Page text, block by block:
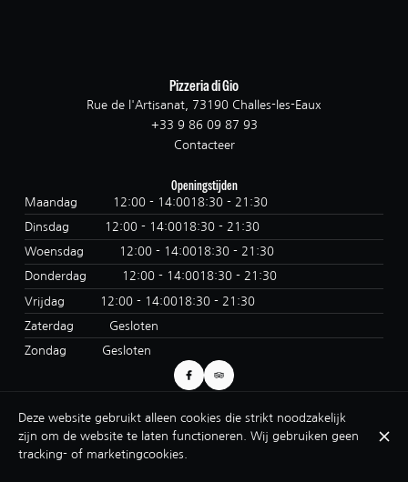
Pizzeria di Gio
Rue de l'Artisanat, 73190 Challes-les-Eaux
+33 9 86 09 87 93
Contacteer
Openingstijden
Maandag 12:00 - 14:0018:30 - 21:30
Dinsdag 12:00 - 14:0018:30 - 21:30
Woensdag 12:00 - 14:0018:30 - 21:30
Donderdag 12:00 - 14:0018:30 - 21:30
Vrijdag 12:00 - 14:0018:30 - 21:30
Zaterdag Gesloten
Zondag Gesloten
© Pizzeria di Gio 2026
Legal notice Gegevensbeschermingsbeleid
Deze website gebruikt alleen cookies die strikt noodzakelijk
zijn om de website te laten functioneren. Wij gebruiken geen
tracking- of marketingcookies.